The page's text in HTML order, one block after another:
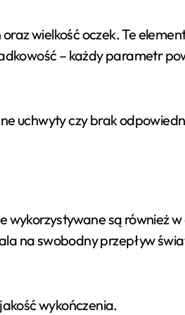
wielkość oczek. Te
– każdy parametr
uchwyty czy brak
wykorzystywane są również
na swobodny przepływ
wykończenia.